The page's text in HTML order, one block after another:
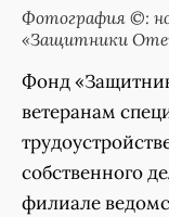
Фотография ©:
«Защитники
Фонд
ветеранам
собственного
филиале